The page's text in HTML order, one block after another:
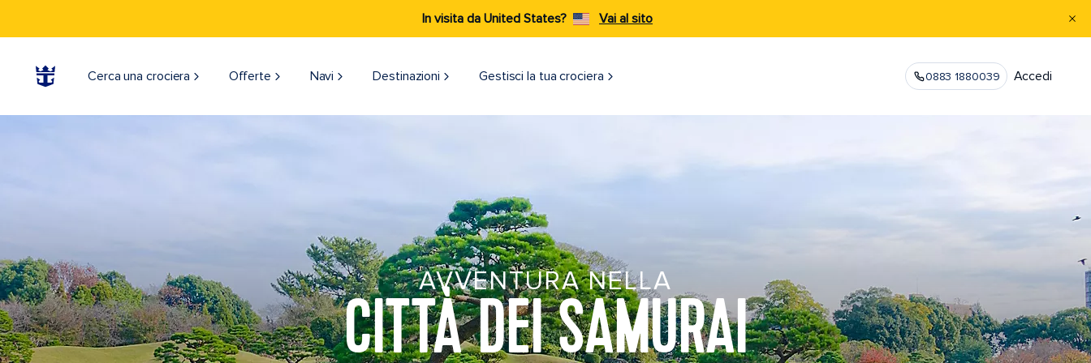
In visita da United States? Vai al sito
Cerca una crociera Offerte Navi Destinazioni​ Gestisci la tua crociera 0883 1880039 Accedi
AVVENTURA NELLA
CITTÀ DEI SAMURAI